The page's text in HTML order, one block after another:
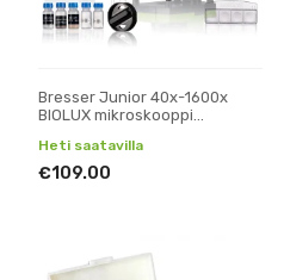
Bresser Junior 40x-1600x
BIOLUX mikroskooppi
Heti saatavilla
€109.00